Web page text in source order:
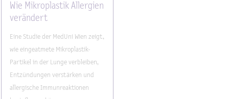
Wie Mikroplastik Allergien
verändert
Eine Studie der MedUni Wien zeigt,
wie eingeatmete Mikroplastik-
Partikel in der Lunge verbleiben,
Entzündungen verstärken und
allergische Immunreaktionen